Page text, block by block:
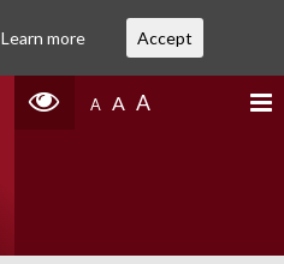
A A A
Learn more Accept